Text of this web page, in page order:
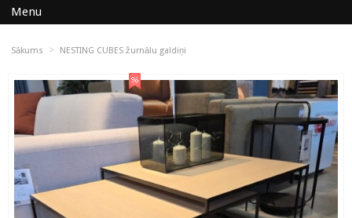
Menu
Sākums > NESTING CUBES žurnālu galdiņi